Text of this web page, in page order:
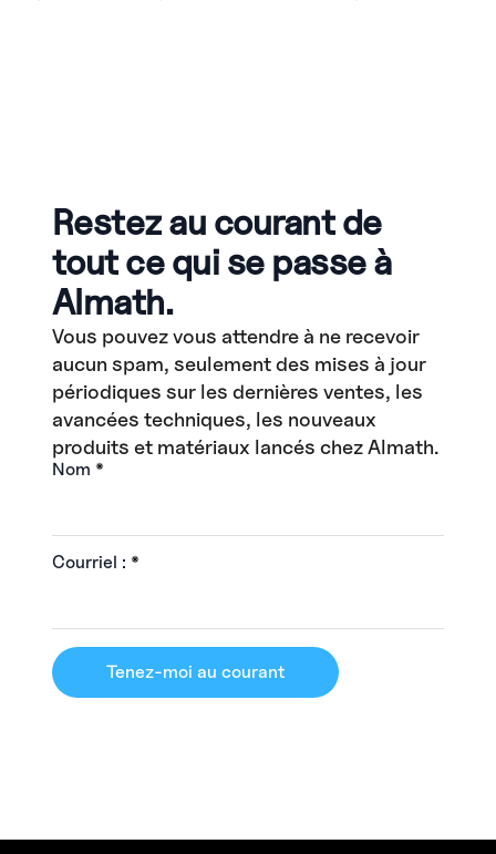
Restez au courant de
tout ce qui se passe à
Almath.
Vous pouvez vous attendre à ne recevoir
aucun spam, seulement des mises à jour
périodiques sur les dernières ventes, les
avancées techniques, les nouveaux
produits et matériaux lancés chez Almath.
Nom *
Courriel : *
Tenez-moi au courant